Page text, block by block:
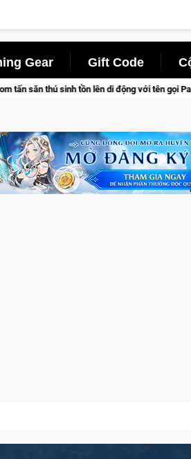
Gear Gift Code
di động với tên gọi Palworld Online